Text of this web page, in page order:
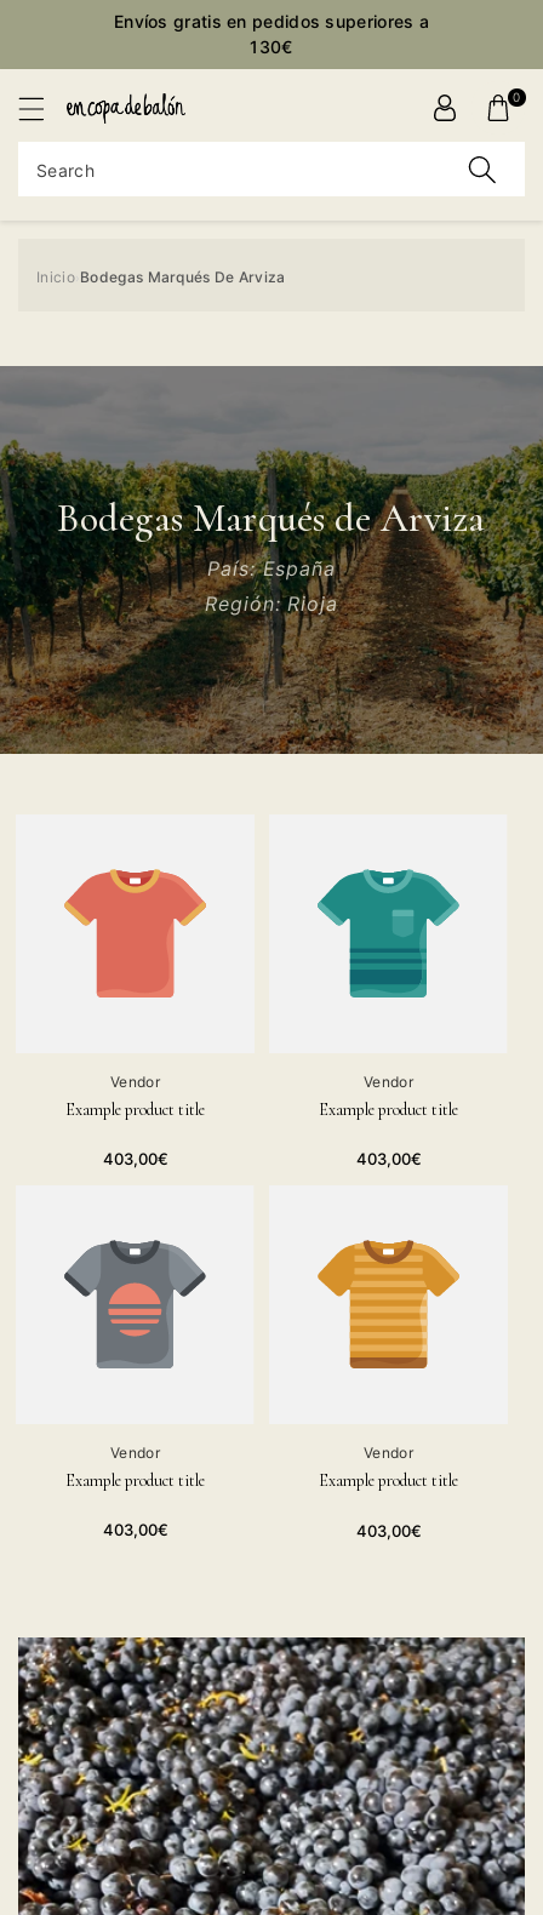
Envíos gratis en pedidos superiores a
130€
Search
0
Inicio› Bodegas Marqués De Arviza
Bodegas Marqués de Arviza
País:España
Región:Rioja
Vendor
Example product title
Regular
403,00€
Vendor
Example product title
Regular
403,00€
Vendor
Example product title
Regular
403,00€
Vendor
Example product title
Regular
403,00€